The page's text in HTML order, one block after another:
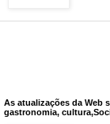
As atualizações da Web
gastronomia,